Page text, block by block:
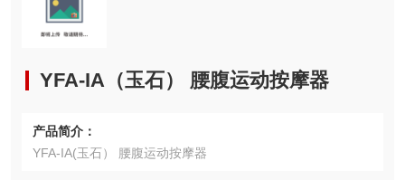
YFA-IA（玉石） 腰腹运动按摩器
产品简介：
YFA-IA(玉石） 腰腹运动按摩器